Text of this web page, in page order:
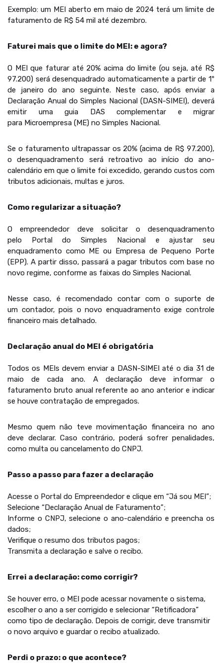
Exemplo: um MEI aberto em maio de 2024 terá um limite de
faturamento de R$ 54 mil até dezembro.
Faturei mais que o limite do MEI: e agora?
O MEI que faturar até 20% acima do limite (ou seja, até R$
97.200) será desenquadrado automaticamente a partir de 1º
de janeiro do ano seguinte. Neste caso, após enviar a
Declaração Anual do Simples Nacional (DASN-SIMEI), deverá
emitir uma guia DAS complementar e migrar
para Microempresa (ME) no Simples Nacional.
Se o faturamento ultrapassar os 20% (acima de R$ 97.200),
o desenquadramento será retroativo ao início do ano-
calendário em que o limite foi excedido, gerando custos com
tributos adicionais, multas e juros.
Como regularizar a situação?
O empreendedor deve solicitar o desenquadramento
pelo Portal do Simples Nacional e ajustar seu
enquadramento como ME ou Empresa de Pequeno Porte
(EPP). A partir disso, passará a pagar tributos com base no
novo regime, conforme as faixas do Simples Nacional.
Nesse caso, é recomendado contar com o suporte de
um contador, pois o novo enquadramento exige controle
financeiro mais detalhado.
Declaração anual do MEI é obrigatória
Todos os MEIs devem enviar a DASN-SIMEI até o dia 31 de
maio de cada ano. A declaração deve informar o
faturamento bruto anual referente ao ano anterior e indicar
se houve contratação de empregados.
Mesmo quem não teve movimentação financeira no ano
deve declarar. Caso contrário, poderá sofrer penalidades,
como multa ou cancelamento do CNPJ.
Passo a passo para fazer a declaração
Acesse o Portal do Empreendedor e clique em “Já sou MEI”;
Selecione “Declaração Anual de Faturamento”;
Informe o CNPJ, selecione o ano-calendário e preencha os
dados;
Verifique o resumo dos tributos pagos;
Transmita a declaração e salve o recibo.
Errei a declaração: como corrigir?
Se houver erro, o MEI pode acessar novamente o sistema,
escolher o ano a ser corrigido e selecionar “Retificadora”
como tipo de declaração. Depois de corrigir, deve transmitir
o novo arquivo e guardar o recibo atualizado.
Perdi o prazo: o que acontece?